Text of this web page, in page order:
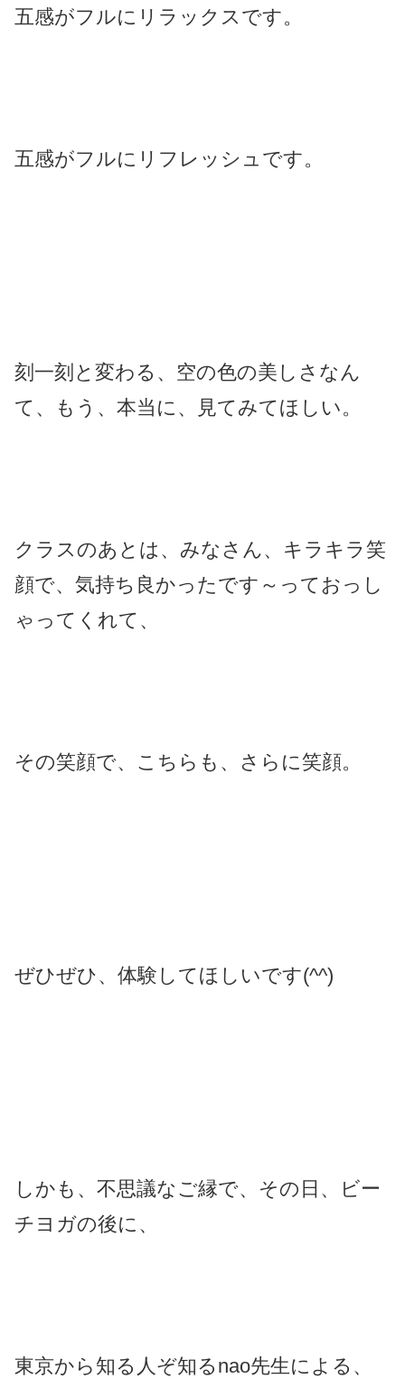
五感がフルにリラックスです。
五感がフルにリフレッシュです。
刻一刻と変わる、空の色の美しさなん
て、もう、本当に、見てみてほしい。
クラスのあとは、みなさん、キラキラ笑
顔で、気持ち良かったです～っておっし
ゃってくれて、
その笑顔で、こちらも、さらに笑顔。
ぜひぜひ、体験してほしいです(^^)
しかも、不思議なご縁で、その日、ビー
チヨガの後に、
東京から知る人ぞ知るnao先生による、